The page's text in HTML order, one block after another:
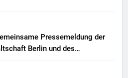
Pressemeldung der
Berlin und des
hebt mutmaßliches